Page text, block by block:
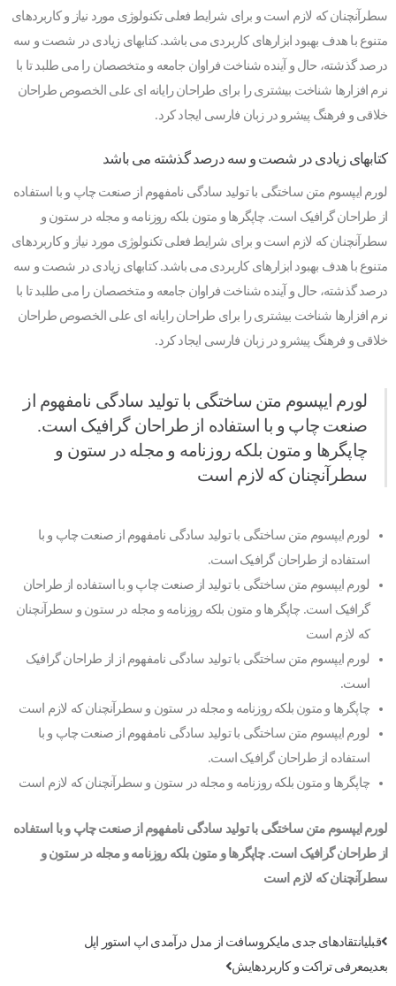
سطرآنچنان که لازم است و برای شرایط فعلی تکنولوژی مورد نیاز و کاربردهای
متنوع با هدف بهبود ابزارهای کاربردی می باشد. کتابهای زیادی در شصت و سه
درصد گذشته، حال و آینده شناخت فراوان جامعه و متخصصان را می طلبد تا با
نرم افزارها شناخت بیشتری را برای طراحان رایانه ای علی الخصوص طراحان
خلاقی و فرهنگ پیشرو در زبان فارسی ایجاد کرد.
کتابهای زیادی در شصت و سه درصد گذشته می باشد
لورم ایپسوم متن ساختگی با تولید سادگی نامفهوم از صنعت چاپ و با استفاده
از طراحان گرافیک است. چاپگرها و متون بلکه روزنامه و مجله در ستون و
سطرآنچنان که لازم است و برای شرایط فعلی تکنولوژی مورد نیاز و کاربردهای
متنوع با هدف بهبود ابزارهای کاربردی می باشد. کتابهای زیادی در شصت و سه
درصد گذشته، حال و آینده شناخت فراوان جامعه و متخصصان را می طلبد تا با
نرم افزارها شناخت بیشتری را برای طراحان رایانه ای علی الخصوص طراحان
خلاقی و فرهنگ پیشرو در زبان فارسی ایجاد کرد.
لورم ایپسوم متن ساختگی با تولید سادگی نامفهوم از
صنعت چاپ و با استفاده از طراحان گرافیک است.
چاپگرها و متون بلکه روزنامه و مجله در ستون و
سطرآنچنان که لازم است
لورم ایپسوم متن ساختگی با تولید سادگی نامفهوم از صنعت چاپ و با
استفاده از طراحان گرافیک است.
لورم ایپسوم متن ساختگی با تولید از صنعت چاپ و با استفاده از طراحان
گرافیک است. چاپگرها و متون بلکه روزنامه و مجله در ستون و سطرآنچنان
که لازم است
لورم ایپسوم متن ساختگی با تولید سادگی نامفهوم از از طراحان گرافیک
است.
چاپگرها و متون بلکه روزنامه و مجله در ستون و سطرآنچنان که لازم است
لورم ایپسوم متن ساختگی با تولید سادگی نامفهوم از صنعت چاپ و با
استفاده از طراحان گرافیک است.
چاپگرها و متون بلکه روزنامه و مجله در ستون و سطرآنچنان که لازم است
لورم ایپسوم متن ساختگی با تولید سادگی نامفهوم از صنعت چاپ و با استفاده
از طراحان گرافیک است. چاپگرها و متون بلکه روزنامه و مجله در ستون و
سطرآنچنان که لازم است
قبلیانتقادهای جدی مایکروسافت از مدل درآمدی اپ استور اپل
بعدیمعرفی تراکت و کاربردهایش